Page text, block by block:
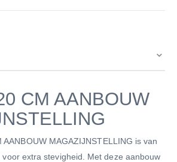
CM AANBOUW
AANBOUW MAGAZIJNSTELLING is van
extra stevigheid. Met deze aanbouw